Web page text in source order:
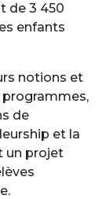
de 3 450
enfants
notions et
de
et la
un projet